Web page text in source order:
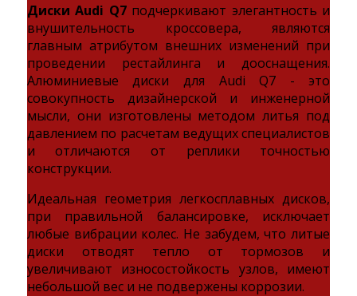
Диски Audi Q7подчеркивают элегантность и
внушительность кроссовера, являются
главным атрибутом внешних изменений при
проведении рестайлинга и дооснащения.
Алюминиевые диски для Audi Q7 - это
совокупность дизайнерской и инженерной
мысли, они изготовлены методом литья под
давлением по расчетам ведущих специалистов
и отличаются от реплики точностью
конструкции.
Идеальная геометрия легкосплавных дисков,
при правильной балансировке, исключает
любые вибрации колес. Не забудем, что литые
диски отводят тепло от тормозов и
увеличивают износостойкость узлов, имеют
небольшой вес и не подвержены коррозии.